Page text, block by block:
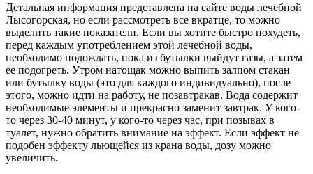
Детальная информация представлена на сайте воды лечебной
Лысогорская, но если рассмотреть все вкратце, то можно
выделить такие показатели. Если вы хотите быстро похудеть,
перед каждым употреблением этой лечебной воды,
необходимо подождать, пока из бутылки выйдут газы, а затем
ее подогреть. Утром натощак можно выпить залпом стакан
или бутылку воды (это для каждого индивидуально), после
этого, можно идти на работу, не позавтракав. Вода содержит
необходимые элементы и прекрасно заменит завтрак. У кого-
то через 30-40 минут, у кого-то через час, при позывах в
туалет, нужно обратить внимание на эффект. Если эффект не
подобен эффекту льющейся из крана воды, дозу можно
увеличить.